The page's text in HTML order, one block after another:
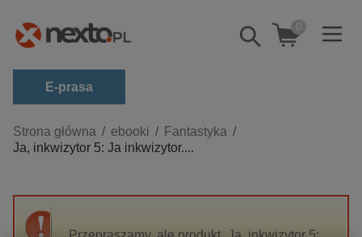
Pokaż/schowaj
wyszukiwarkę
0
E-prasa
Kategorie
Zobacz wszystkie E-prasa
budownictwo, aranżacja wnętrz
Strona główna ebooki
Fantastyka
Ja, inkwizytor 5: Ja inkwizytor....